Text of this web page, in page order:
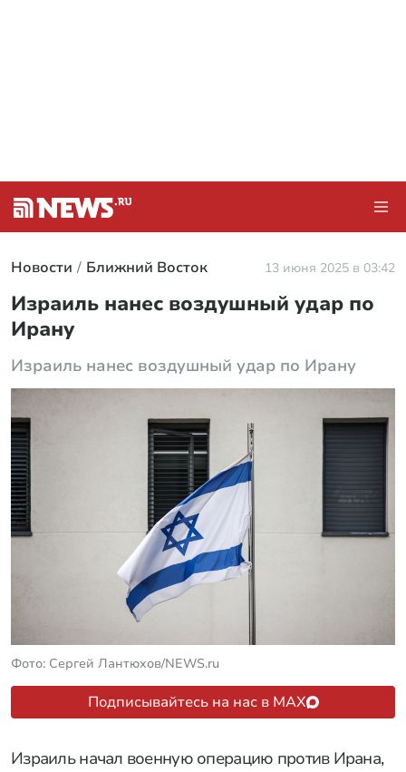
Новости Ближний Восток 13 июня 2025 в 03:42
Израиль нанес воздушный удар по
Ирану
Израиль нанес воздушный удар по Ирану
Фото: Сергей Лантюхов/NEWS.ru
Подписывайтесь на нас в MAX
Израиль начал военную операцию против Ирана,